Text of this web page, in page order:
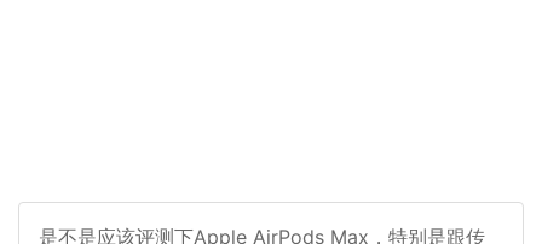
是不是应该评测下Apple AirPods Max，特别是跟传